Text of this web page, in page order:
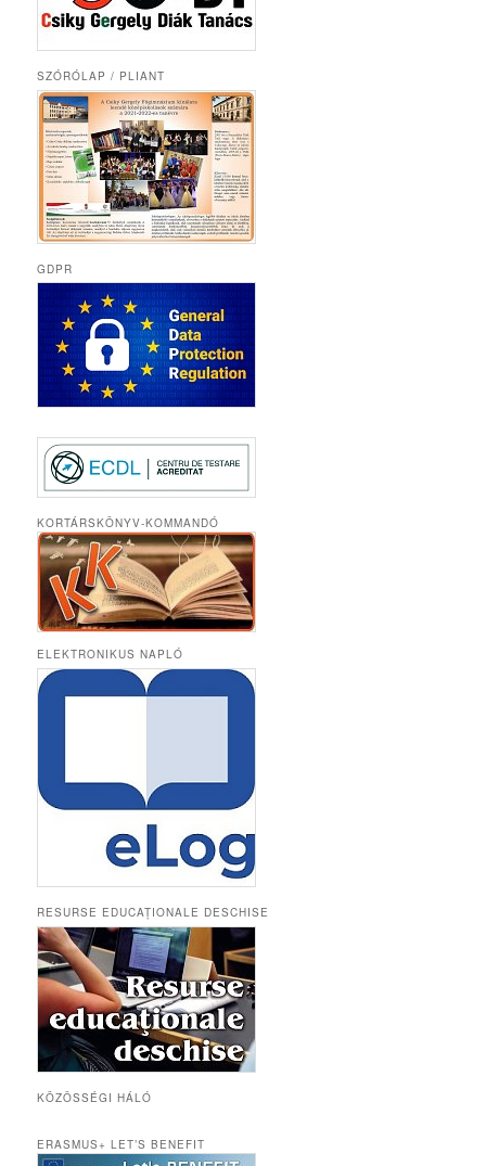
SZÓRÓLAP / PLIANT
GDPR
KORTÁRSKÖNYV-KOMMANDÓ
ELEKTRONIKUS NAPLÓ
RESURSE EDUCAȚIONALE DESCHISE
KÖZÖSSÉGI HÁLÓ
ERASMUS+ LET’S BENEFIT